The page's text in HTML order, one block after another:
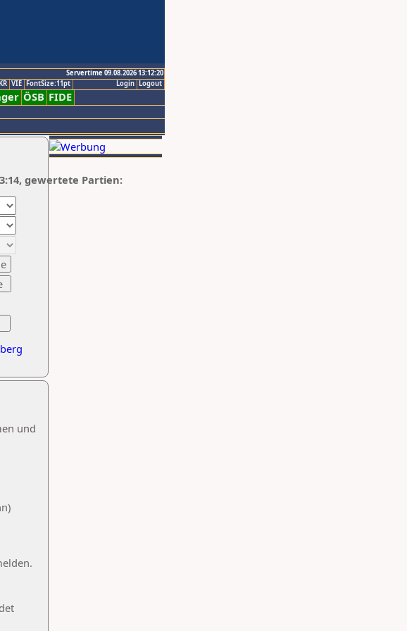
Servertime 09.08.2026 13:12:20
Logout
Login
VIE FontSize:11pt
ÖSB FIDE
gewertete Partien:
und